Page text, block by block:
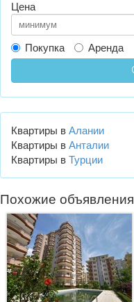
Цена
Покупка
Аренда
Квартиры в Алании
Квартиры в Анталии
Квартиры в Турции
Похожие объявления